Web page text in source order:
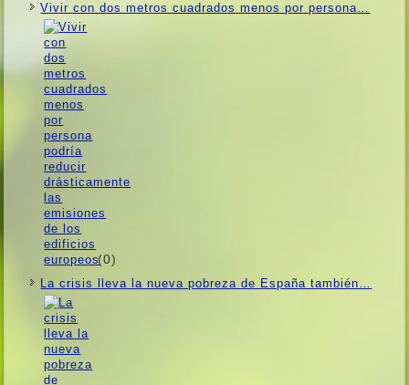
Vivir con dos metros cuadrados menos por persona…
(0)
La crisis lleva la nueva pobreza de España también…